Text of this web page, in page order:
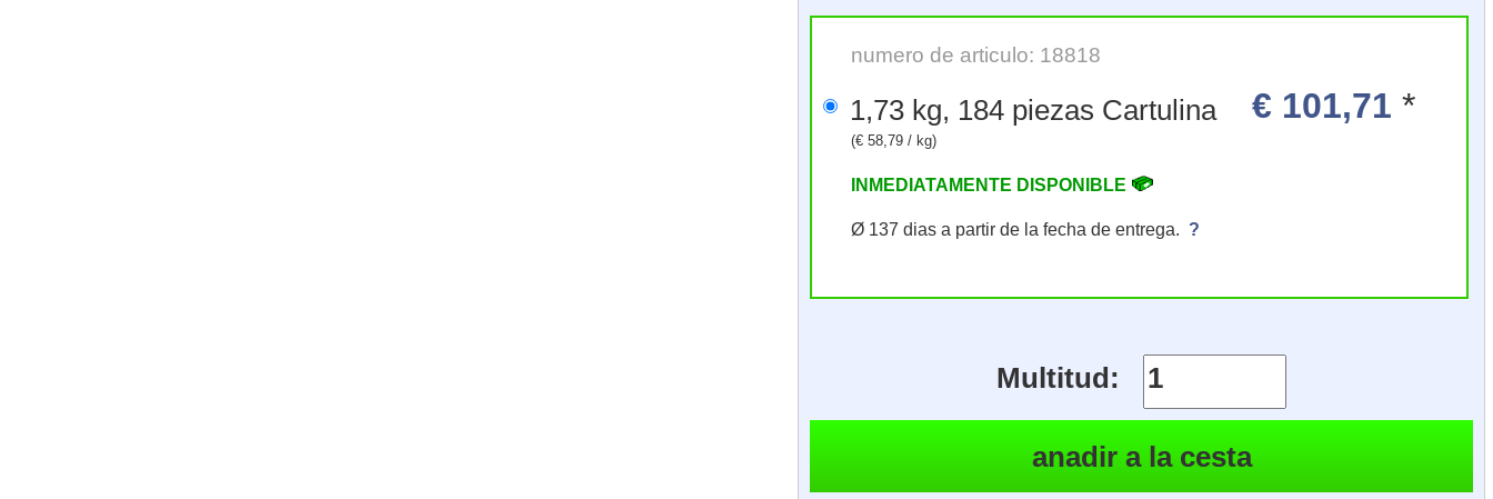
numero de articulo: 18818
1,73 kg, 184 piezas Cartulina € 101,71 *
(€ 58,79 / kg)
INMEDIATAMENTE DISPONIBLE
Ø 137 dias a partir de la fecha de entrega. ?
Multitud: